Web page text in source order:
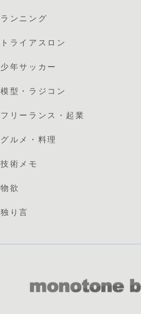
ランニング
トライアスロン
少年サッカー
模型・ラジコン
フリーランス・起業
グルメ・料理
技術メモ
物欲
独り言